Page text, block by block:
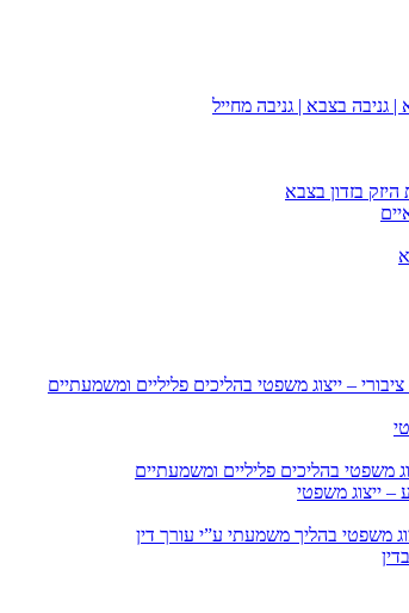
בצבא | גניבה מחייל
בזדון בצבא
– ייצוג משפטי בהליכים פליליים ומשמעתיים
משפטי בהליכים פליליים ומשמעתיים
– ייצוג משפטי
משפטי בהליך משמעתי ע”י עורך דין